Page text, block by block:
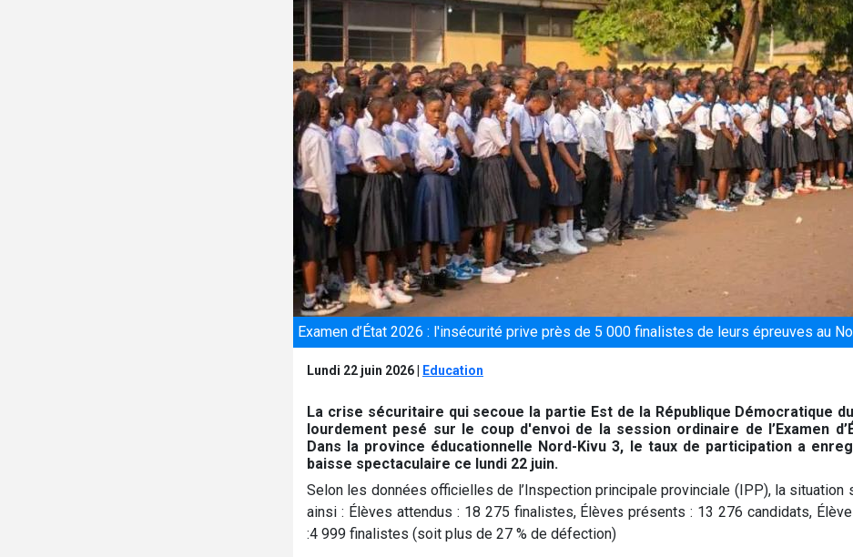
Examen d’État 2026 : l'insécurité prive près de 5 000 finalistes de leurs épreuves au
Lundi 22 juin 2026 Education
La crise sécuritaire qui secoue la partie Est de la République Démocratique
lourdement pesé sur le coup d'envoi de la session ordinaire de l’Examen
Dans la province éducationnelle Nord-Kivu 3, le taux de participation a
baisse spectaculaire ce lundi 22 juin.
Selon les données officielles de l’Inspection principale provinciale (IPP), la situation
ainsi : Élèves attendus : 18 275 finalistes, Élèves présents : 13 276 candidats,
:4 999 finalistes (soit plus de 27 % de défection)